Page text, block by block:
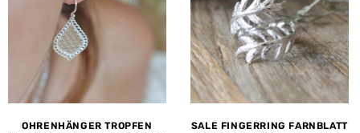
OHRENHÄNGER TROPFEN
SALE FINGERRING FARNBLATT